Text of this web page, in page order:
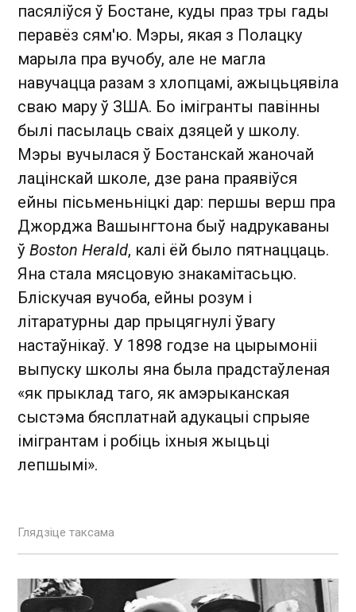
пасяліўся ў Бостане, куды праз тры гады
перавёз сям'ю. Мэры, якая з Полацку
марыла пра вучобу, але не магла
навучацца разам з хлопцамі, ажыцьцявіла
сваю мару ў ЗША. Бо імігранты павінны
былі пасылаць сваіх дзяцей у школу.
Мэры вучылася ў Бостанскай жаночай
лацінскай школе, дзе рана праявіўся
ейны пісьменьніцкі дар: першы верш пра
Джорджа Вашынгтона быў надрукаваны
ў Boston Herald, калі ёй было пятнаццаць.
Яна стала мясцовую знакамітасьцю.
Бліскучая вучоба, ейны розум і
літаратурны дар прыцягнулі ўвагу
настаўнікаў. У 1898 годзе на цырымоніі
выпуску школы яна была прадстаўленая
«як прыклад таго, як амэрыканская
сыстэма бясплатнай адукацыі спрыяе
імігрантам і робіць іхныя жыцьці
лепшымі».
Глядзіце таксама